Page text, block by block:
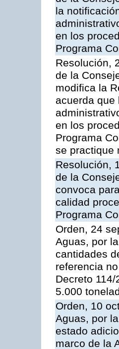
la
en los
Programa
Resolución,
de la
modifica la
acuerda
en los
Programa
se practique
Resolución,
de la
convoca
calidad
Programa
Orden, 24
Aguas, por
cantidades
referencia
Decreto
5.000
Orden, 10
Aguas, por
estado
marco de la